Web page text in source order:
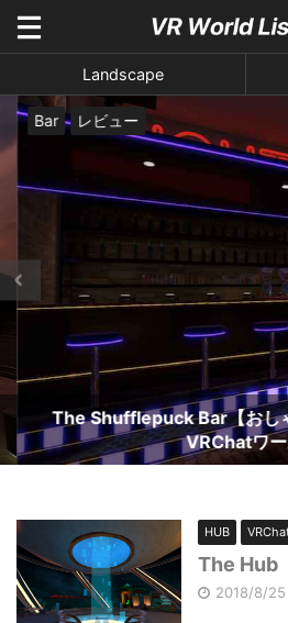
Landscape
Bar レビュー
The Shufflepuck Bar【おしゃ
VRChatワー
HUB
The Hub
2018/8/25